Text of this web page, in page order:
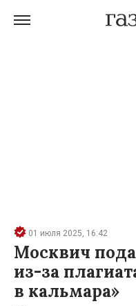
01 июля 2025, 16:42
Москвич
из-за
в кальмара»